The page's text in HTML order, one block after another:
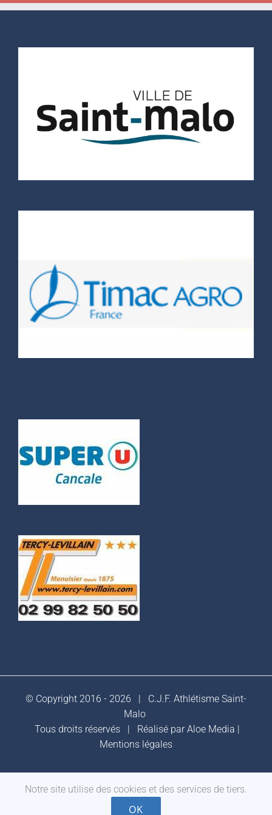
© Copyright 2016 - 2026 | C.J.F. Athlétisme Saint-
Malo
Tous droits réservés | Réalisé parAloe Media
Mentions légales
Facebook
Notre site utilise des cookies et des services de tiers.
OK